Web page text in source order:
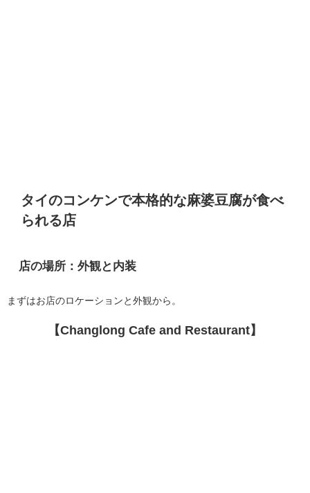
タイのコンケンで本格的な麻婆豆腐が食べ
られる店
店の場所：外観と内装
まずはお店のロケーションと外観から。
【Changlong Cafe and Restaurant】